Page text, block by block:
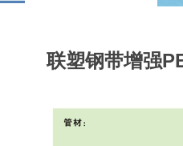
联塑钢带增强